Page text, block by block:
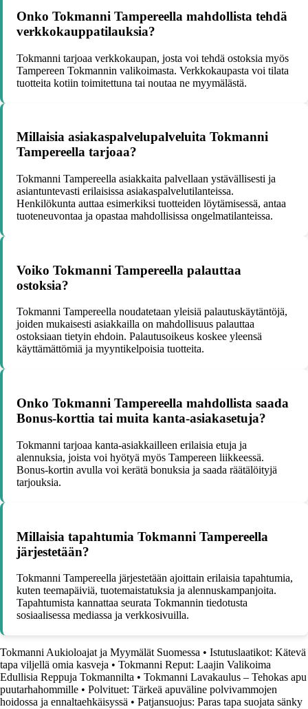
Onko Tokmanni Tampereella mahdollista tehdä
verkkokauppatilauksia?
Tokmanni tarjoaa verkkokaupan, josta voi tehdä ostoksia myös
Tampereen Tokmannin valikoimasta. Verkkokaupasta voi tilata
tuotteita kotiin toimitettuna tai noutaa ne myymälästä.
Millaisia asiakaspalvelupalveluita Tokmanni
Tampereella tarjoaa?
Tokmanni Tampereella asiakkaita palvellaan ystävällisesti ja
asiantuntevasti erilaisissa asiakaspalvelutilanteissa.
Henkilökunta auttaa esimerkiksi tuotteiden löytämisessä, antaa
tuoteneuvontaa ja opastaa mahdollisissa ongelmatilanteissa.
Voiko Tokmanni Tampereella palauttaa
ostoksia?
Tokmanni Tampereella noudatetaan yleisiä palautuskäytäntöjä,
joiden mukaisesti asiakkailla on mahdollisuus palauttaa
ostoksiaan tietyin ehdoin. Palautusoikeus koskee yleensä
käyttämättömiä ja myyntikelpoisia tuotteita.
Onko Tokmanni Tampereella mahdollista saada
Bonus-korttia tai muita kanta-asiakasetuja?
Tokmanni tarjoaa kanta-asiakkailleen erilaisia etuja ja
alennuksia, joista voi hyötyä myös Tampereen liikkeessä.
Bonus-kortin avulla voi kerätä bonuksia ja saada räätälöityjä
tarjouksia.
Millaisia tapahtumia Tokmanni Tampereella
järjestetään?
Tokmanni Tampereella järjestetään ajoittain erilaisia tapahtumia,
kuten teemapäiviä, tuotemaistatuksia ja alennuskampanjoita.
Tapahtumista kannattaa seurata Tokmannin tiedotusta
sosiaalisessa mediassa ja verkkosivuilla.
Tokmanni Aukioloajat ja Myymälät Suomessa • Istutuslaatikot: Kätevä
tapa viljellä omia kasveja • Tokmanni Reput: Laajin Valikoima
Edullisia Reppuja Tokmannilta • Tokmanni Lavakaulus – Tehokas apu
puutarhahommille • Polvituet: Tärkeä apuväline polvivammojen
hoidossa ja ennaltaehkäisyssä • Patjansuojus: Paras tapa suojata sänky